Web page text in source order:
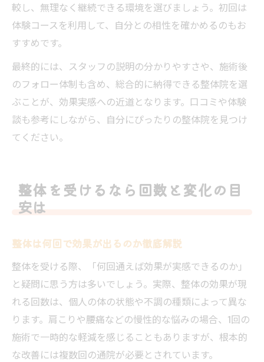
較し、無理なく継続できる環境を選びましょう。初回は
体験コースを利用して、自分との相性を確かめるのもお
すすめです。
最終的には、スタッフの説明の分かりやすさや、施術後
のフォロー体制も含め、総合的に納得できる整体院を選
ぶことが、効果実感への近道となります。口コミや体験
談も参考にしながら、自分にぴったりの整体院を見つけ
てください。
整体を受けるなら回数と変化の目
安は
整体は何回で効果が出るのか徹底解説
整体を受ける際、「何回通えば効果が実感できるのか」
と疑問に思う方は多いでしょう。実際、整体の効果が現
れる回数は、個人の体の状態や不調の種類によって異な
ります。肩こりや腰痛などの慢性的な悩みの場合、1回の
施術で一時的な軽減を感じることもありますが、根本的
な改善には複数回の通院が必要とされています。